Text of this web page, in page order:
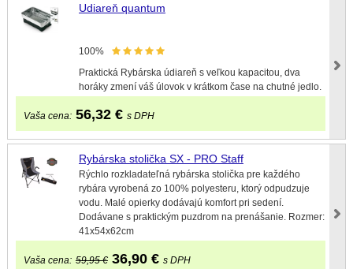
Udiareň quantum
100%
Praktická Rybárska údiareň s veľkou kapacitou, dva
horáky zmení váš úlovok v krátkom čase na chutné jedlo.
Vaša cena: 56,32 € s DPH
Rybárska stolička SX - PRO Staff
Rýchlo rozkladateľná rybárska stolička pre každého
rybára vyrobená zo 100% polyesteru, ktorý odpudzuje
vodu. Malé opierky dodávajú komfort pri sedení.
Dodávane s praktickým puzdrom na prenášanie. Rozmer:
41x54x62cm
Vaša cena: 59,95 € 36,90 € s DPH